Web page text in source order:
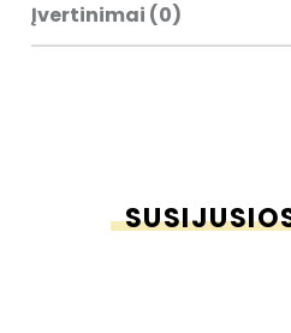
Įvertinimai (0)